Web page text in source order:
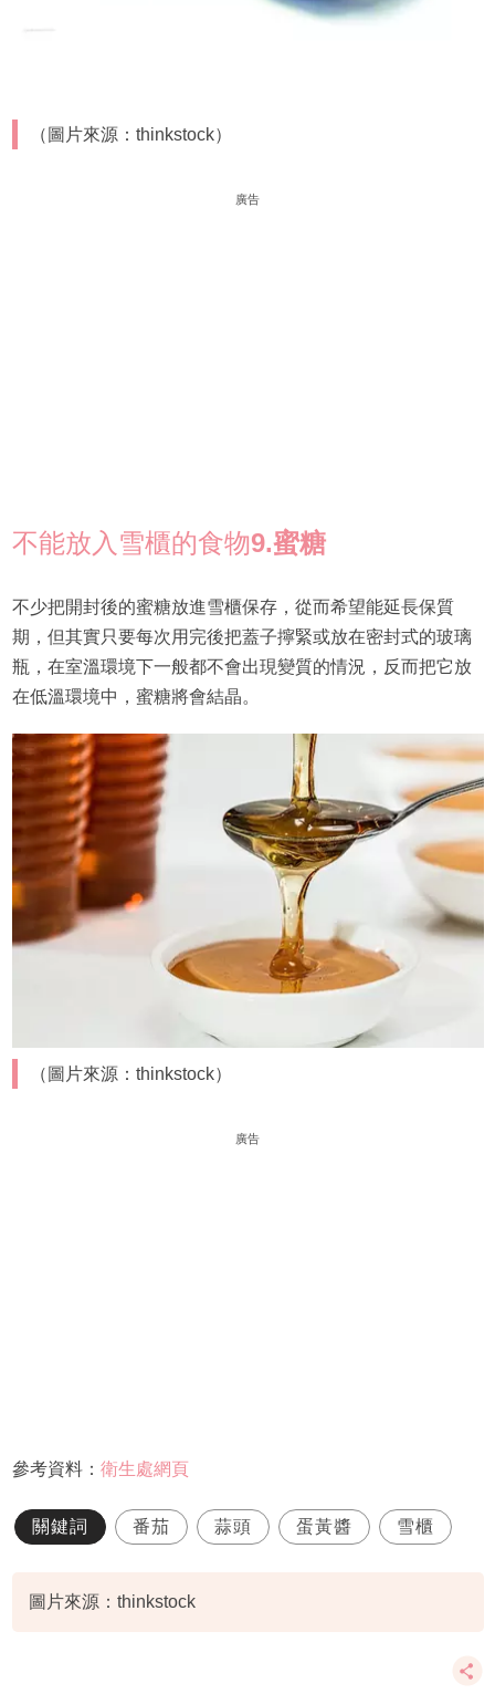
（圖片來源：thinkstock）
廣告
不能放入雪櫃的食物9.蜜糖
不少把開封後的蜜糖放進雪櫃保存，從而希望能延長保質
期，但其實只要每次用完後把蓋子擰緊或放在密封式的玻璃
瓶，在室溫環境下一般都不會出現變質的情況，反而把它放
在低溫環境中，蜜糖將會結晶。
（圖片來源：thinkstock）
廣告
參考資料： 衛生處網頁
關鍵詞 番茄 蒜頭 蛋黃醬 雪櫃
圖片來源：thinkstock